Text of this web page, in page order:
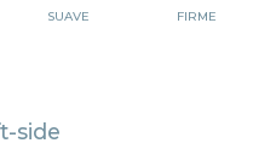
SUAVE
FIRME